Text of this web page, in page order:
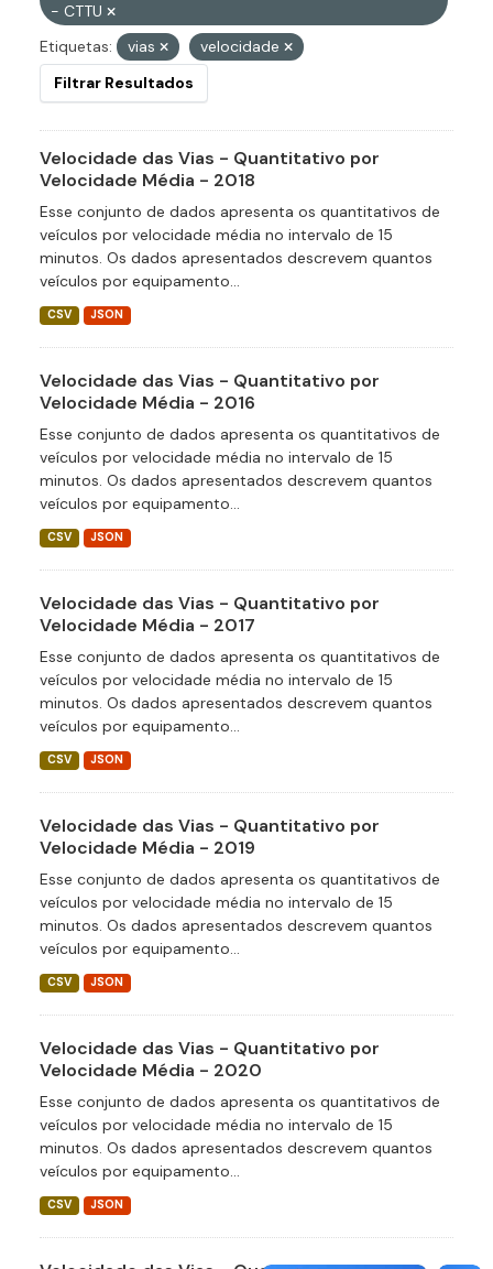
- CTTU
Etiquetas:
vias
velocidade
Filtrar Resultados
Velocidade das Vias - Quantitativo por
Velocidade Média - 2018
Esse conjunto de dados apresenta os quantitativos de
veículos por velocidade média no intervalo de 15
minutos. Os dados apresentados descrevem quantos
veículos por equipamento...
CSV JSON
Velocidade das Vias - Quantitativo por
Velocidade Média - 2016
Esse conjunto de dados apresenta os quantitativos de
veículos por velocidade média no intervalo de 15
minutos. Os dados apresentados descrevem quantos
veículos por equipamento...
CSV JSON
Velocidade das Vias - Quantitativo por
Velocidade Média - 2017
Esse conjunto de dados apresenta os quantitativos de
veículos por velocidade média no intervalo de 15
minutos. Os dados apresentados descrevem quantos
veículos por equipamento...
CSV JSON
Velocidade das Vias - Quantitativo por
Velocidade Média - 2019
Esse conjunto de dados apresenta os quantitativos de
veículos por velocidade média no intervalo de 15
minutos. Os dados apresentados descrevem quantos
veículos por equipamento...
CSV JSON
Velocidade das Vias - Quantitativo por
Velocidade Média - 2020
Esse conjunto de dados apresenta os quantitativos de
veículos por velocidade média no intervalo de 15
minutos. Os dados apresentados descrevem quantos
veículos por equipamento...
CSV JSON